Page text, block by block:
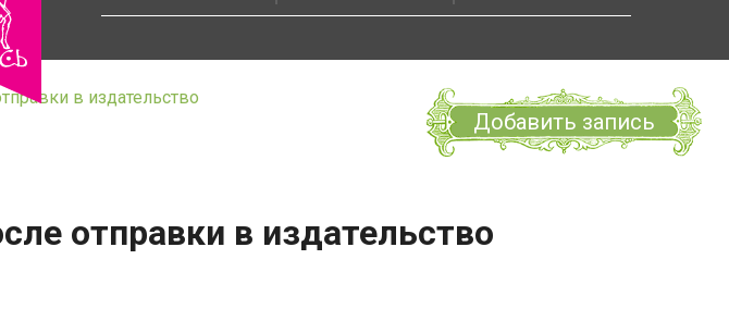
в издательство
Добавить запись
отправки в издательство